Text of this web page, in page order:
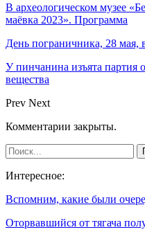
В археологическом музее
маёвка 2023». Программа
День пограничника, 28 мая,
У пинчанина изъята партия
вещества
Prev Next
Комментарии закрыты.
Интересное:
Вспомним, какие были
Оторвавшийся от тягача